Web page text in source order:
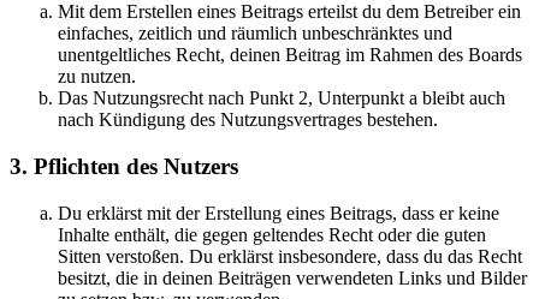
Mit dem Erstellen eines Beitrags erteilst du dem Betreiber ein
einfaches, zeitlich und räumlich unbeschränktes und
unentgeltliches Recht, deinen Beitrag im Rahmen des Boards
zu nutzen.
Das Nutzungsrecht nach Punkt 2, Unterpunkt a bleibt auch
nach Kündigung des Nutzungsvertrages bestehen.
3. Pflichten des Nutzers
Du erklärst mit der Erstellung eines Beitrags, dass er keine
Inhalte enthält, die gegen geltendes Recht oder die guten
Sitten verstoßen. Du erklärst insbesondere, dass du das Recht
besitzt, die in deinen Beiträgen verwendeten Links und Bilder